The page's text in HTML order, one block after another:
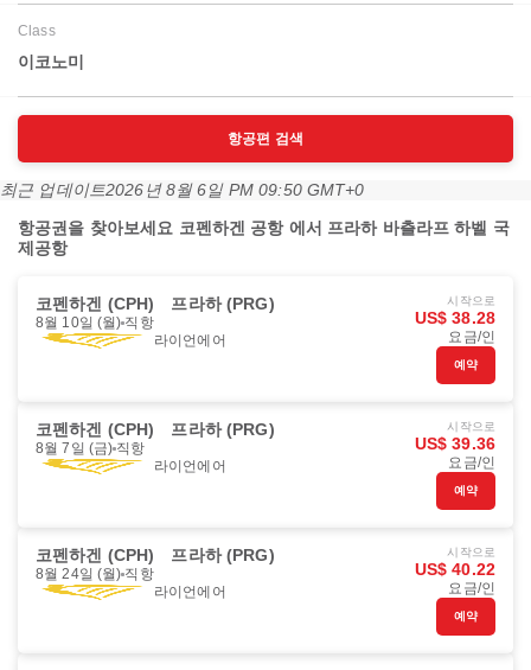
Class
이코노미
항공편 검색
최근 업데이트2026년 8월 6일 PM 09:50 GMT+0
항공권을 찾아보세요 코펜하겐 공항 에서 프라하 바츨라프 하벨 국
제공항
코펜하겐 (CPH) 프라하 (PRG)
8월 10일 (월) 직항
라이언에어
시작으로
US$ 38.28
요금/인
예약
코펜하겐 (CPH) 프라하 (PRG)
8월 7일 (금) 직항
라이언에어
시작으로
US$ 39.36
요금/인
예약
코펜하겐 (CPH) 프라하 (PRG)
8월 24일 (월) 직항
라이언에어
시작으로
US$ 40.22
요금/인
예약